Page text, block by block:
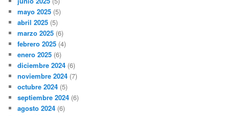
mayo 2025 (5)
abril 2025 (5)
marzo 2025 (6)
febrero 2025 (4)
enero 2025 (6)
diciembre 2024 (6)
noviembre 2024 (7)
octubre 2024 (5)
septiembre 2024 (6)
agosto 2024 (6)